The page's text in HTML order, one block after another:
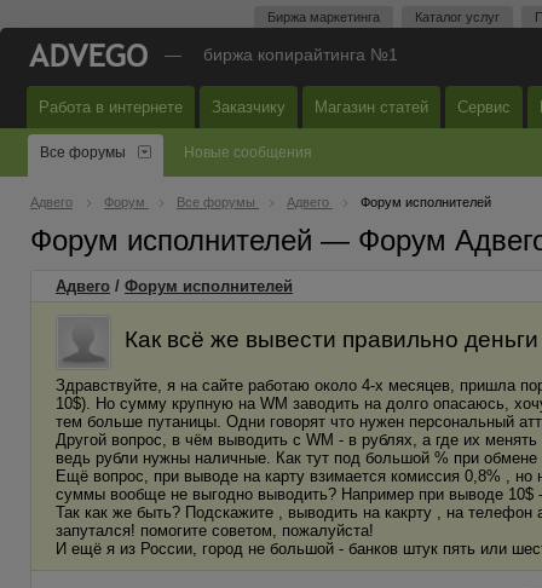
Биржа маркетинга Каталог услуг
— биржа копирайтинга №1
Работа в интернете Заказчику Магазин статей Сервис
Все форумы Новые сообщения
Адвего Форум Все форумы Адвего Форум исполнителей
Форум исполнителей — Форум
Адвего / Форум исполнителей
Как всё же вывести правильно
Здравствуйте, я на сайте работаю около 4-х месяцев, пришла
10$). Но сумму крупную на WM заводить на долго опасаюсь,
тем больше путаницы. Одни говорят что нужен персональный
Другой вопрос, в чём выводить с WM - в рублях, а где их
ведь рубли нужны наличные. Как тут под большой % при обмене
Ещё вопрос, при выводе на карту взимается комиссия 0,8% ,
суммы вообще не выгодно выводить? Например при выводе 10$
Так как же быть? Подскажите , выводить на какрту , на
запутался! помогите советом, пожалуйста!
И ещё я из России, город не большой - банков штук пять или